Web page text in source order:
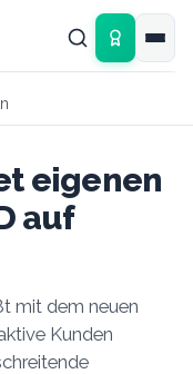
eigenen
auf
mit dem neuen
Kunden